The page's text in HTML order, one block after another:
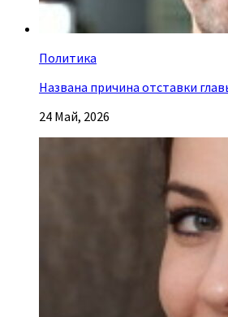
Политика
Названа причина отставки
24 Май, 2026